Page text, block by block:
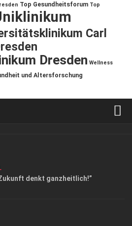
Top Gesundheitsforum Top
Carl
Dresden Wellness
und Altersforschung
Ostsachsen
denkt ganzheitlich!”